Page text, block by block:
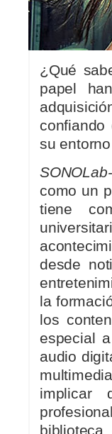
¿Qué
papel
su
como un
tiene
desde
la
los
especial
audio
implicar